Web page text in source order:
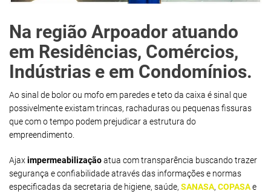
Na região Arpoador atuando
em Residências, Comércios,
Indústrias e em Condomínios.
Ao sinal de bolor ou mofo em paredes e teto da caixa é sinal que
possivelmente existam trincas, rachaduras ou pequenas fissuras
que com o tempo podem prejudicar a estrutura do
empreendimento.
Ajaximpermeabilizaçãoatua com transparência buscando trazer
segurança e confiabilidade através das informações e normas
especificadas da secretaria de higiene, saúde, SANASA, COPASAe